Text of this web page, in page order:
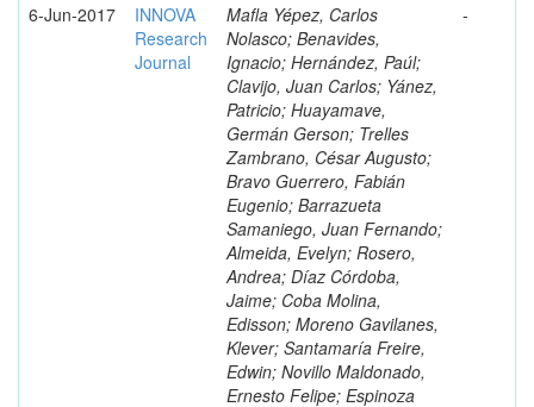
6-Jun-2017
INNOVA
Research
Journal
Mafla Yépez, Carlos
Nolasco; Benavides,
Ignacio; Hernández, Paúl;
Clavijo, Juan Carlos; Yánez,
Patricio; Huayamave,
Germán Gerson; Trelles
Zambrano, César Augusto;
Bravo Guerrero, Fabián
Eugenio; Barrazueta
Samaniego, Juan Fernando;
Almeida, Evelyn; Rosero,
Andrea; Díaz Córdoba,
Jaime; Coba Molina,
Edisson; Moreno Gavilanes,
Klever; Santamaría Freire,
Edwin; Novillo Maldonado,
Ernesto Felipe; Espinoza
-